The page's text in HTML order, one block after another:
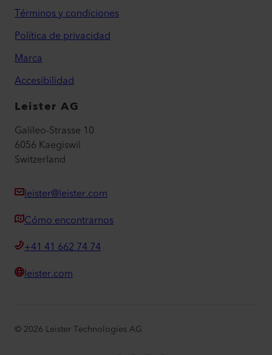
Términos y condiciones
Política de privacidad
Marca
Accesibilidad
Leister AG
Galileo-Strasse 10
6056 Kaegiswil
Switzerland
leister@leister.com
Cómo encontrarnos
+41 41 662 74 74
leister.com
© 2026 Leister Technologies AG